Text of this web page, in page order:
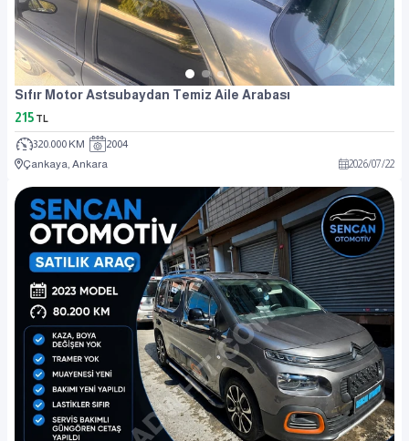
Sıfır Motor Astsubaydan Temiz Aile Arabası
215 TL
320.000 KM
2004
Çankaya, Ankara
2026/07/22